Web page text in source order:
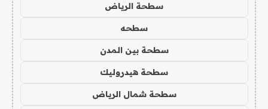
سطحة الرياض
سطحه
سطحة بين المدن
سطحة هيدروليك
سطحة شمال الرياض